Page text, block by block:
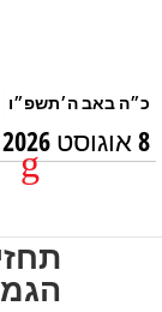
8 אוגוסט 2026
הגמל